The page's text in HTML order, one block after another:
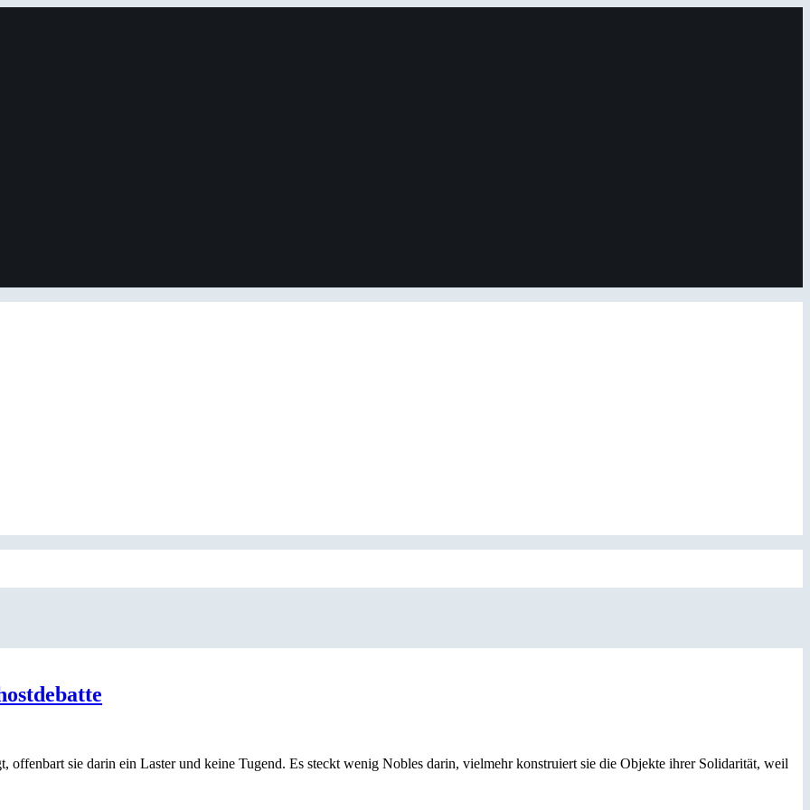
sie darin ein Laster und keine Tugend. Es steckt wenig Nobles darin, vielmehr konstruiert sie die Objekte ihrer Solidarität, weil